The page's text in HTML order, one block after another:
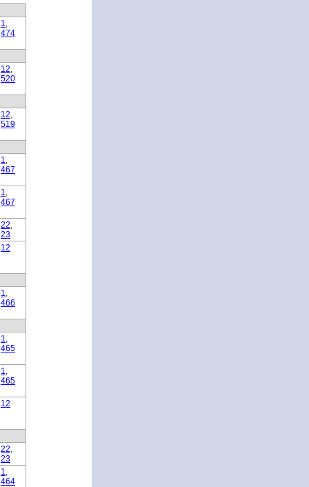
1
474
12
520
12
519
1
467
1
467
22
23
12
1
466
1
465
1
465
12
22
23
1
464